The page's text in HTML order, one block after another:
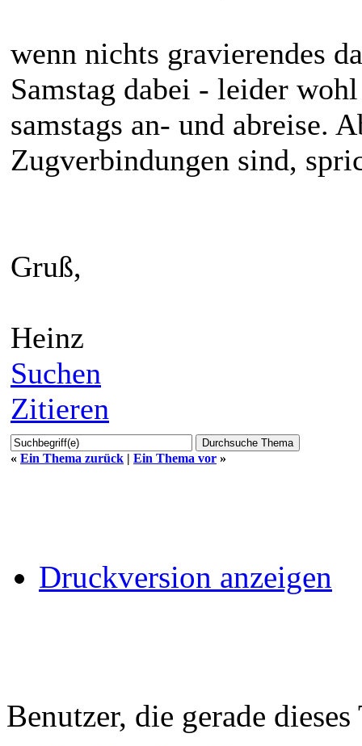
wenn nichts gravierendes
Samstag dabei - leider
samstags an- und abreise.
Zugverbindungen sind,
Gruß,
Heinz
Suchen
Zitieren
« Ein Thema zurück | Ein Thema vor »
Druckversion anzeigen
Benutzer, die gerade